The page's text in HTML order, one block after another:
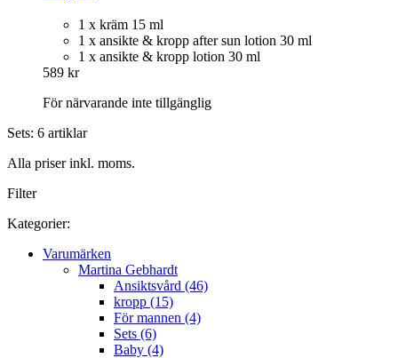
1 x kräm 15 ml
1 x ansikte & kropp after sun lotion 30 ml
1 x ansikte & kropp lotion 30 ml
589 kr
För närvarande inte tillgänglig
Sets: 6 artiklar
Alla priser inkl. moms.
Filter
Kategorier:
Varumärken
Martina Gebhardt
Ansiktsvård (46)
kropp (15)
För mannen (4)
Sets (6)
Baby (4)